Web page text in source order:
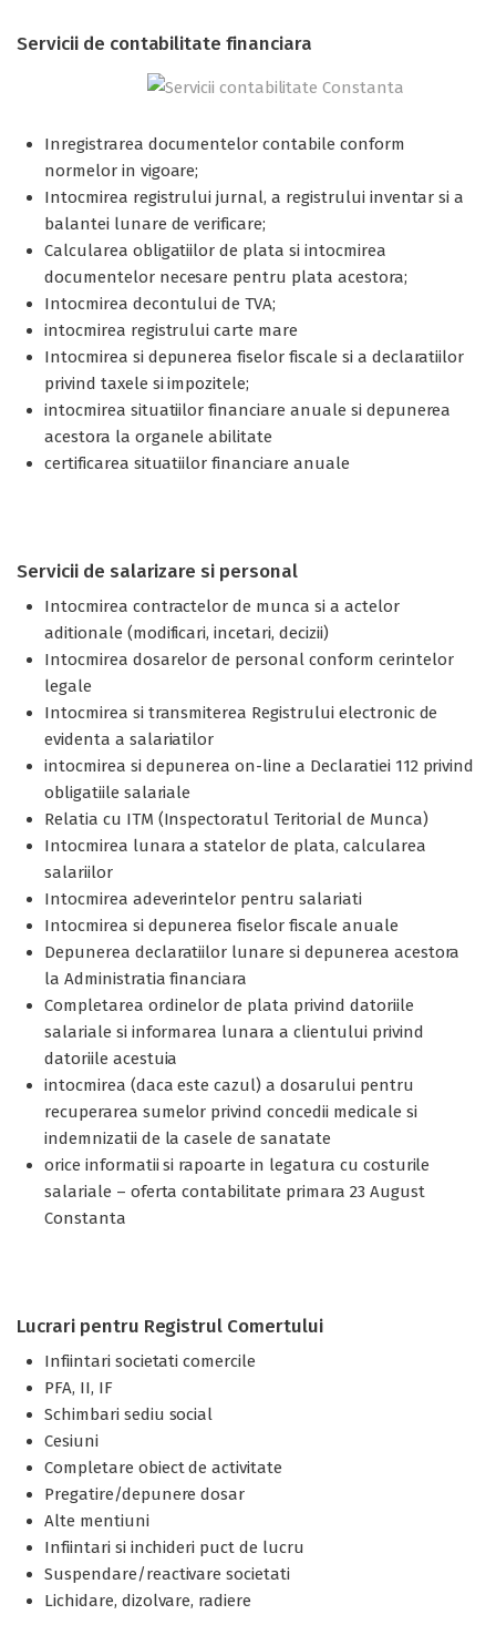
Servicii de contabilitate financiara
Inregistrarea documentelor contabile conform
normelor in vigoare;
Intocmirea registrului jurnal, a registrului inventar si a
balantei lunare de verificare;
Calcularea obligatiilor de plata si intocmirea
documentelor necesare pentru plata acestora;
Intocmirea decontului de TVA;
intocmirea registrului carte mare
Intocmirea si depunerea fiselor fiscale si a declaratiilor
privind taxele si impozitele;
intocmirea situatiilor financiare anuale si depunerea
acestora la organele abilitate
certificarea situatiilor financiare anuale
Servicii de salarizare si personal
Intocmirea contractelor de munca si a actelor
aditionale (modificari, incetari, decizii)
Intocmirea dosarelor de personal conform cerintelor
legale
Intocmirea si transmiterea Registrului electronic de
evidenta a salariatilor
intocmirea si depunerea on-line a Declaratiei 112 privind
obligatiile salariale
Relatia cu ITM (Inspectoratul Teritorial de Munca)
Intocmirea lunara a statelor de plata, calcularea
salariilor
Intocmirea adeverintelor pentru salariati
Intocmirea si depunerea fiselor fiscale anuale
Depunerea declaratiilor lunare si depunerea acestora
la Administratia financiara
Completarea ordinelor de plata privind datoriile
salariale si informarea lunara a clientului privind
datoriile acestuia
intocmirea (daca este cazul) a dosarului pentru
recuperarea sumelor privind concedii medicale si
indemnizatii de la casele de sanatate
orice informatii si rapoarte in legatura cu costurile
salariale – oferta contabilitate primara 23 August
Constanta
Lucrari pentru Registrul Comertului
Infiintari societati comercile
PFA, II, IF
Schimbari sediu social
Cesiuni
Completare obiect de activitate
Pregatire/depunere dosar
Alte mentiuni
Infiintari si inchideri puct de lucru
Suspendare/reactivare societati
Lichidare, dizolvare, radiere